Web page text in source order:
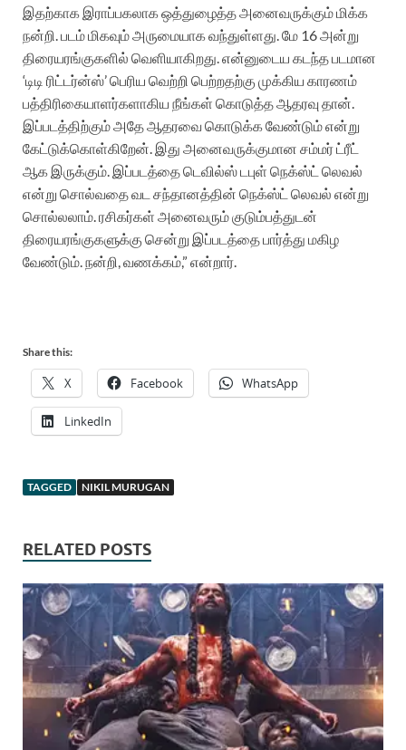
இதற்காக இராப்பகலாக ஒத்துழைத்த அனைவருக்கும் மிக்க
நன்றி. படம் மிகவும் அருமையாக வந்துள்ளது. மே 16 அன்று
திரையரங்குகளில் வெளியாகிறது. என்னுடைய கடந்த படமான
‘டிடி ரிட்டர்ன்ஸ்’ பெரிய வெற்றி பெற்றதற்கு முக்கிய காரணம்
பத்திரிகையாளர்களாகிய நீங்கள் கொடுத்த ஆதரவு தான்.
இப்படத்திற்கும் அதே ஆதரவை கொடுக்க வேண்டும் என்று
கேட்டுக்கொள்கிறேன். இது அனைவருக்குமான சம்மர் ட்ரீட்
ஆக இருக்கும். இப்படத்தை டெவில்ஸ் டபுள் நெக்ஸ்ட் லெவல்
என்று சொல்வதை வட சந்தானத்தின் நெக்ஸ்ட் லெவல் என்று
சொல்லலாம். ரசிகர்கள் அனைவரும் குடும்பத்துடன்
திரையரங்குகளுக்கு சென்று இப்படத்தை பார்த்து மகிழ
வேண்டும். நன்றி, வணக்கம்,” என்றார்.
Share this:
X Facebook WhatsApp
LinkedIn
TAGGED NIKIL MURUGAN
RELATED POSTS